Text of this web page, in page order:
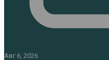
Авг 6, 2026